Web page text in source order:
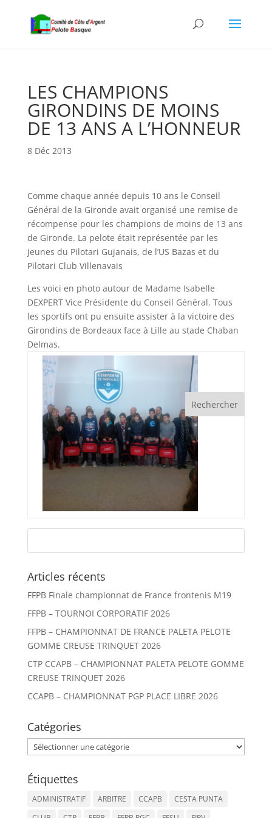
LES CHAMPIONS
GIRONDINS DE MOINS
DE 13 ANS A L’HONNEUR
8 Déc 2013
Comme chaque année depuis 10 ans le Conseil
Général de la Gironde avait organisé une remise de
récompense pour les champions de moins de 13 ans
de Gironde. La pelote était représentée par les
jeunes du Pilotari Gujanais, de l’US Bazas et du
Pilotari Club Villenavais
Les voici en photo autour de Madame Isabelle
DEXPERT Vice Présidente du Conseil Général. Tous
les sportifs ont pu ensuite assister à la victoire des
Girondins de Bordeaux face à Lille au stade Chaban
Delmas.
Articles récents
FFPB Finale championnat de France frontenis M19
FFPB – TOURNOI CORPORATIF 2026
FFPB – CHAMPIONNAT DE FRANCE PALETA PELOTE
GOMME CREUSE TRINQUET 2026
CTP CCAPB – CHAMPIONNAT PALETA PELOTE GOMME
CREUSE TRINQUET 2026
CCAPB – CHAMPIONNAT PGP PLACE LIBRE 2026
Catégories
Catégories
Étiquettes
ADMINISTRATIF ARBITRE CCAPB
CESTA PUNTA